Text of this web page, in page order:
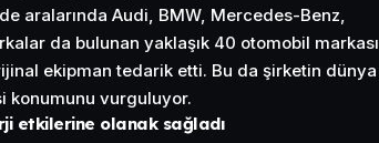
aralarında Audi, BMW, Mercedes-Benz,
da bulunan yaklaşık 40 otomobil markası
ekipman tedarik etti. Bu da şirketin dünya
konumunu vurguluyor.
etkilerine olanak sağladı